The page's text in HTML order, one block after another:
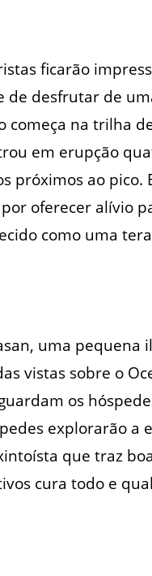
ficarão
de desfrutar de
começa na trilha
em erupção
próximos ao pico.
oferecer alívio
como uma
uma pequena
vistas sobre o
os
explorarão a
que traz
cura todo e